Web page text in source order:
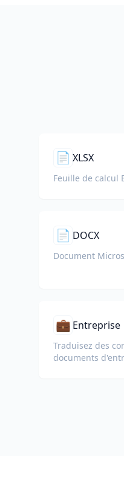
📄 XLSX
Feuille de calcul
📄 DOCX
Document
💼 Entreprise
Traduisez des
documents